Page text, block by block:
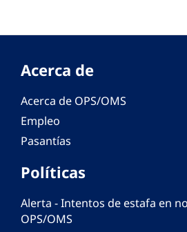
Acerca de
Acerca de OPS/OMS
Empleo
Pasantías
Políticas
Alerta - Intentos de estafa en
OPS/OMS